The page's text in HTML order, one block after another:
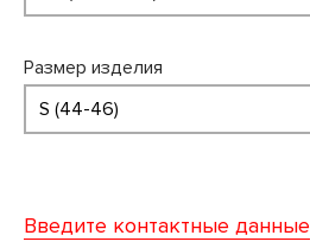
Размер изделия
Введите контактные данные